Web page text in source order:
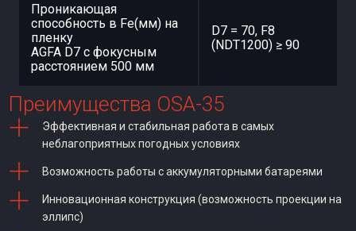
Проникающая
способность в Fe(мм) на
пленку
AGFA D7 с фокусным
расстоянием 500 мм
D7 = 70, F8
(NDT1200) ≥ 90
Преимущества OSA-35
Эффективная и стабильная работа в самых
неблагоприятных погодных условиях
Возможность работы с аккумуляторными батареями
Инновационная конструкция (возможность проекции на
эллипс)